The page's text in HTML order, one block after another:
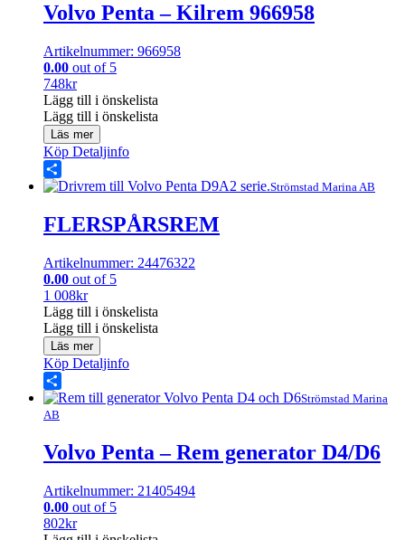
Volvo Penta – Kilrem 966958
Artikelnummer: 966958
0.00 out of 5
748kr
Lägg till i önskelista
Lägg till i önskelista
Läs mer
Köp Detaljinfo
Share Strömstad Marina AB
FLERSPÅRSREM
Artikelnummer: 24476322
0.00 out of 5
1 008kr
Lägg till i önskelista
Lägg till i önskelista
Läs mer
Köp Detaljinfo
Share
Strömstad Marina
AB
Volvo Penta – Rem generator D4/D6
Artikelnummer: 21405494
0.00 out of 5
802kr